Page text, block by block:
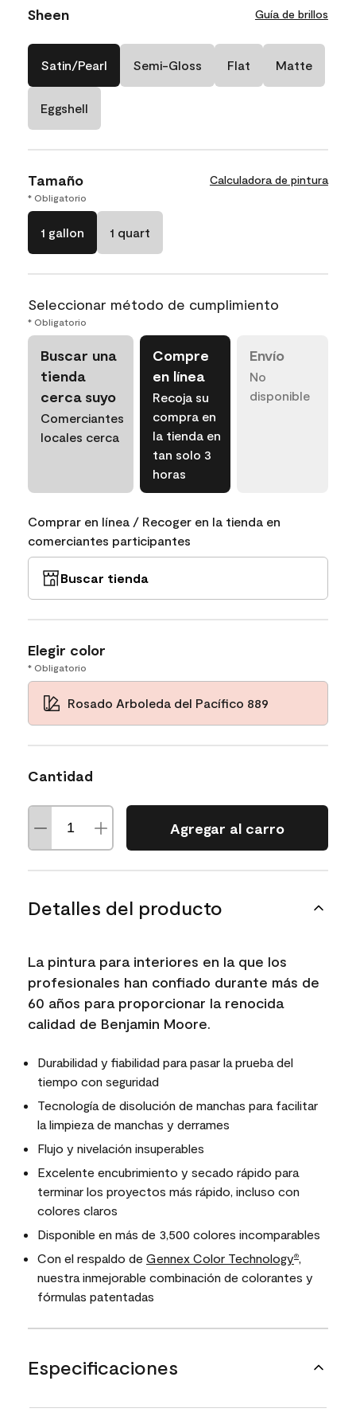
Sheen Guía de brillos
Satin/Pearl Semi-Gloss Flat Matte
Eggshell
Tamaño Calculadora de pintura
* Obligatorio
1 gallon 1 quart
Seleccionar método de cumplimiento
* Obligatorio
Buscar una
tienda
cerca suyo
Comerciantes
locales cerca
Compre
en línea
Recoja su
compra en
la tienda en
tan solo 3
horas
Envío
No
disponible
Comprar en línea / Recoger en la tienda en
comerciantes participantes
Buscar tienda
Elegir color
* Obligatorio
Rosado Arboleda del Pacífico 889
Cantidad
Agregar al carro
Detalles del producto
La pintura para interiores en la que los
profesionales han confiado durante más de
60 años para proporcionar la renocida
calidad de Benjamin Moore.
Durabilidad y fiabilidad para pasar la prueba del
tiempo con seguridad
Tecnología de disolución de manchas para facilitar
la limpieza de manchas y derrames
Flujo y nivelación insuperables
Excelente encubrimiento y secado rápido para
terminar los proyectos más rápido, incluso con
colores claros
Disponible en más de 3,500 colores incomparables
Con el respaldo de Gennex Color Technology®,
nuestra inmejorable combinación de colorantes y
fórmulas patentadas
Especificaciones